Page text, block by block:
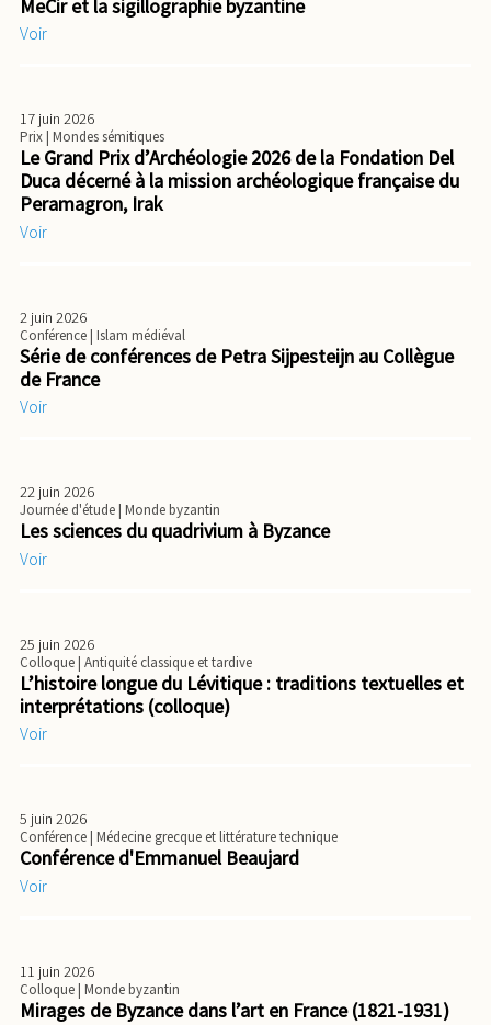
MeCir et la sigillographie byzantine
Voir
17 juin 2026
Prix| Mondes sémitiques
Le Grand Prix d’Archéologie 2026 de la Fondation Del
Duca décerné à la mission archéologique française du
Peramagron, Irak
Voir
2 juin 2026
Conférence| Islam médiéval
Série de conférences de Petra Sijpesteijn au Collègue
de France
Voir
22 juin 2026
Journée d'étude| Monde byzantin
Les sciences du quadrivium à Byzance
Voir
25 juin 2026
Colloque| Antiquité classique et tardive
L’histoire longue du Lévitique : traditions textuelles et
interprétations (colloque)
Voir
5 juin 2026
Conférence| Médecine grecque et littérature technique
Conférence d'Emmanuel Beaujard
Voir
11 juin 2026
Colloque| Monde byzantin
Mirages de Byzance dans l’art en France (1821-1931)